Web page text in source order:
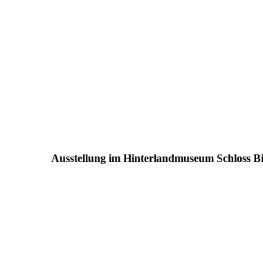
Ausstellung im Hinterlandmuseum Schloss